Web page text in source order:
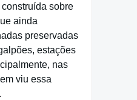
sobre
ainda
preservadas
estações
nas
viu essa